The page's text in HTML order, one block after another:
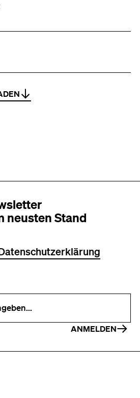
neusten Stand
ANMELDEN